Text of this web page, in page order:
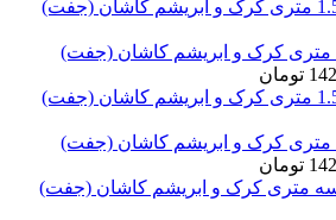
فرش دستباف 1.5 متری کرک و ابریشم کاشان (جفت)
تومان
فرش دستباف 1.5 متری کرک و ابریشم کاشان (جفت)
تومان